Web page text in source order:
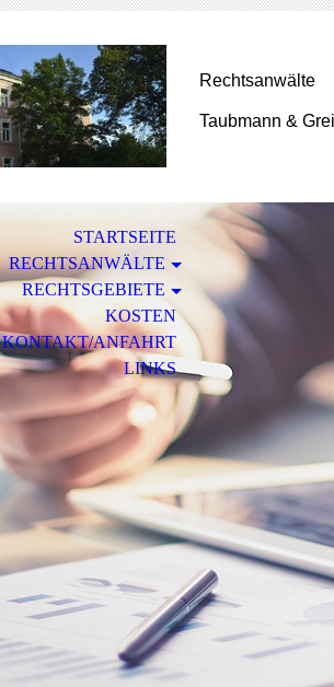
Rechtsanwälte
Taubmann &
STARTSEITE
RECHTSANWÄLTE
RECHTSGEBIETE
KOSTEN
KONTAKT/ANFAHRT
LINKS